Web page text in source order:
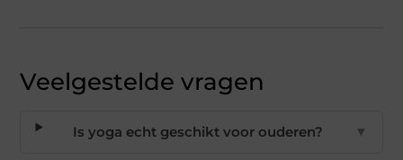
Veelgestelde vragen
Is yoga echt geschikt voor ouderen? ▼